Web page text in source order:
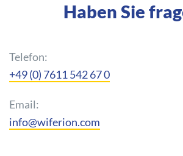
Haben Sie
Telefon:
+49 (0) 7611 542 67 0
Email:
info@wiferion.com